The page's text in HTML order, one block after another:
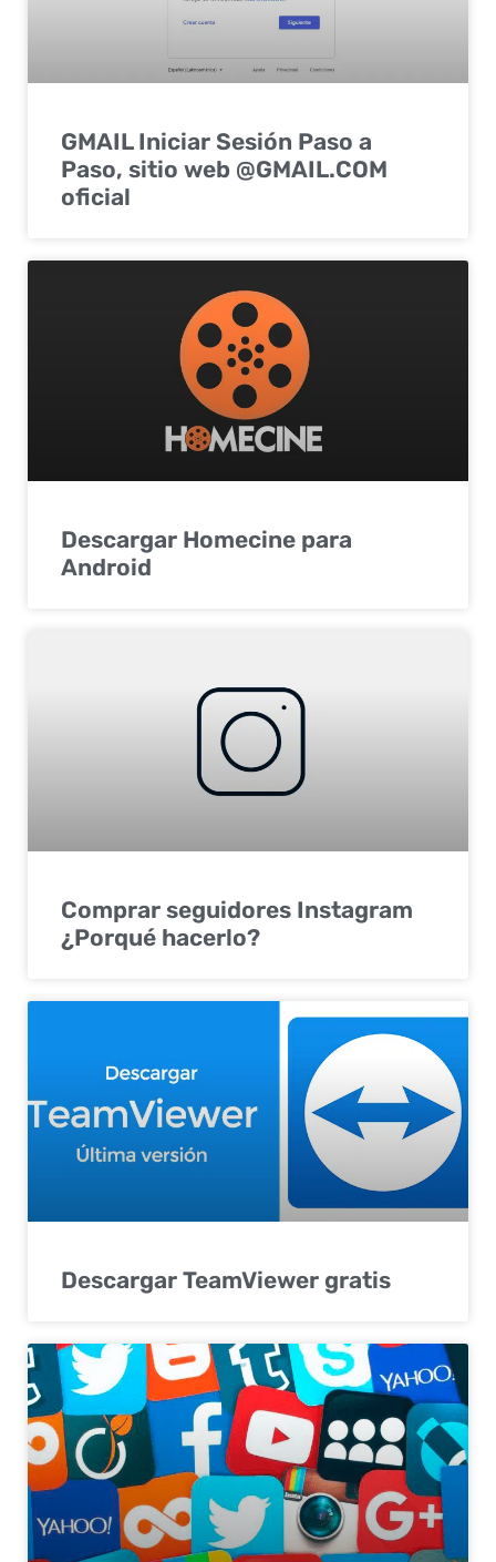
GMAIL Iniciar Sesión Paso a
Paso, sitio web @GMAIL.COM
oficial
Descargar Homecine para
Android
Comprar seguidores Instagram
¿Porqué hacerlo?
Descargar TeamViewer gratis